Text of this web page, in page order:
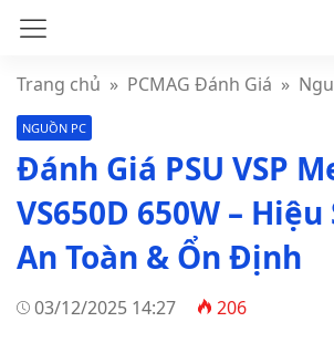
Trang chủ » PCMAG Đánh Giá »
NGUỒN PC
Đánh Giá PSU VSP
VS650D 650W –
An Toàn & Ổn Định
03/12/2025 14:27 206